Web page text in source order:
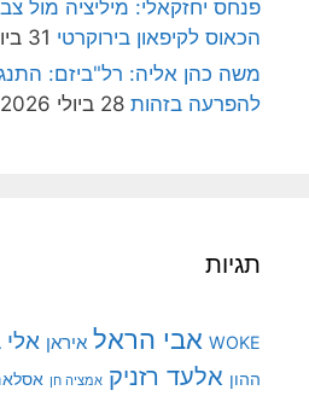
פנחס יחזקאלי: מיליציה מול
הכאוס לקיפאון בירוקרטי 31 ביולי 2026
משה כהן אליה: רל"ביזם:
להפרעה בזהות 28 ביולי 2026
תגיות
WOKE אבי הראל איראן אלי
ההון אלעד רזניק אמציה חן